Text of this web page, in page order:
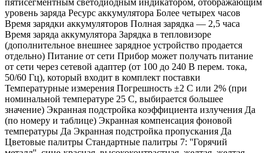
уровень заряда Ресурс аккумулятора Более четырех часов
Время зарядки аккумуляторов Полная зарядка — 2,5 часа
Время заряда аккумулятора Зарядка в тепловизоре
(дополнительное внешнее зарядное устройство продается
отдельно) Питание от сети Прибор может получать питание
от сети через сетевой адаптер (от 100 до 240 В перем. тока,
50/60 Гц), который входит в комплект поставки
Температурные измерения Погрешность ±2 C или 2% (при
номинальной температуре 25 C, выбирается большее
значение) Экранная подстройка коэффициента излучения Да
(по номеру и таблице) Экранная компенсация фоновой
температуры Да Экранная подстройка пропускания Да
Цветовые палитры Стандартные палитры 7: ''Горячий